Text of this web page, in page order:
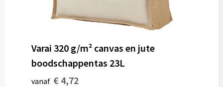
Varai 320 g/m² canvas en jute
boodschappentas 23L
vanaf € 4,72